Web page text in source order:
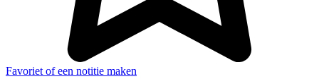
Favoriet of een notitie maken